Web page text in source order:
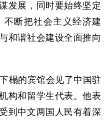
发展，同时要始终坚定
断把社会主义经济建
和谐社会建设全面推向
的宾馆会见了中国驻
构和留学生代表。他表
到中文两国人民有着深